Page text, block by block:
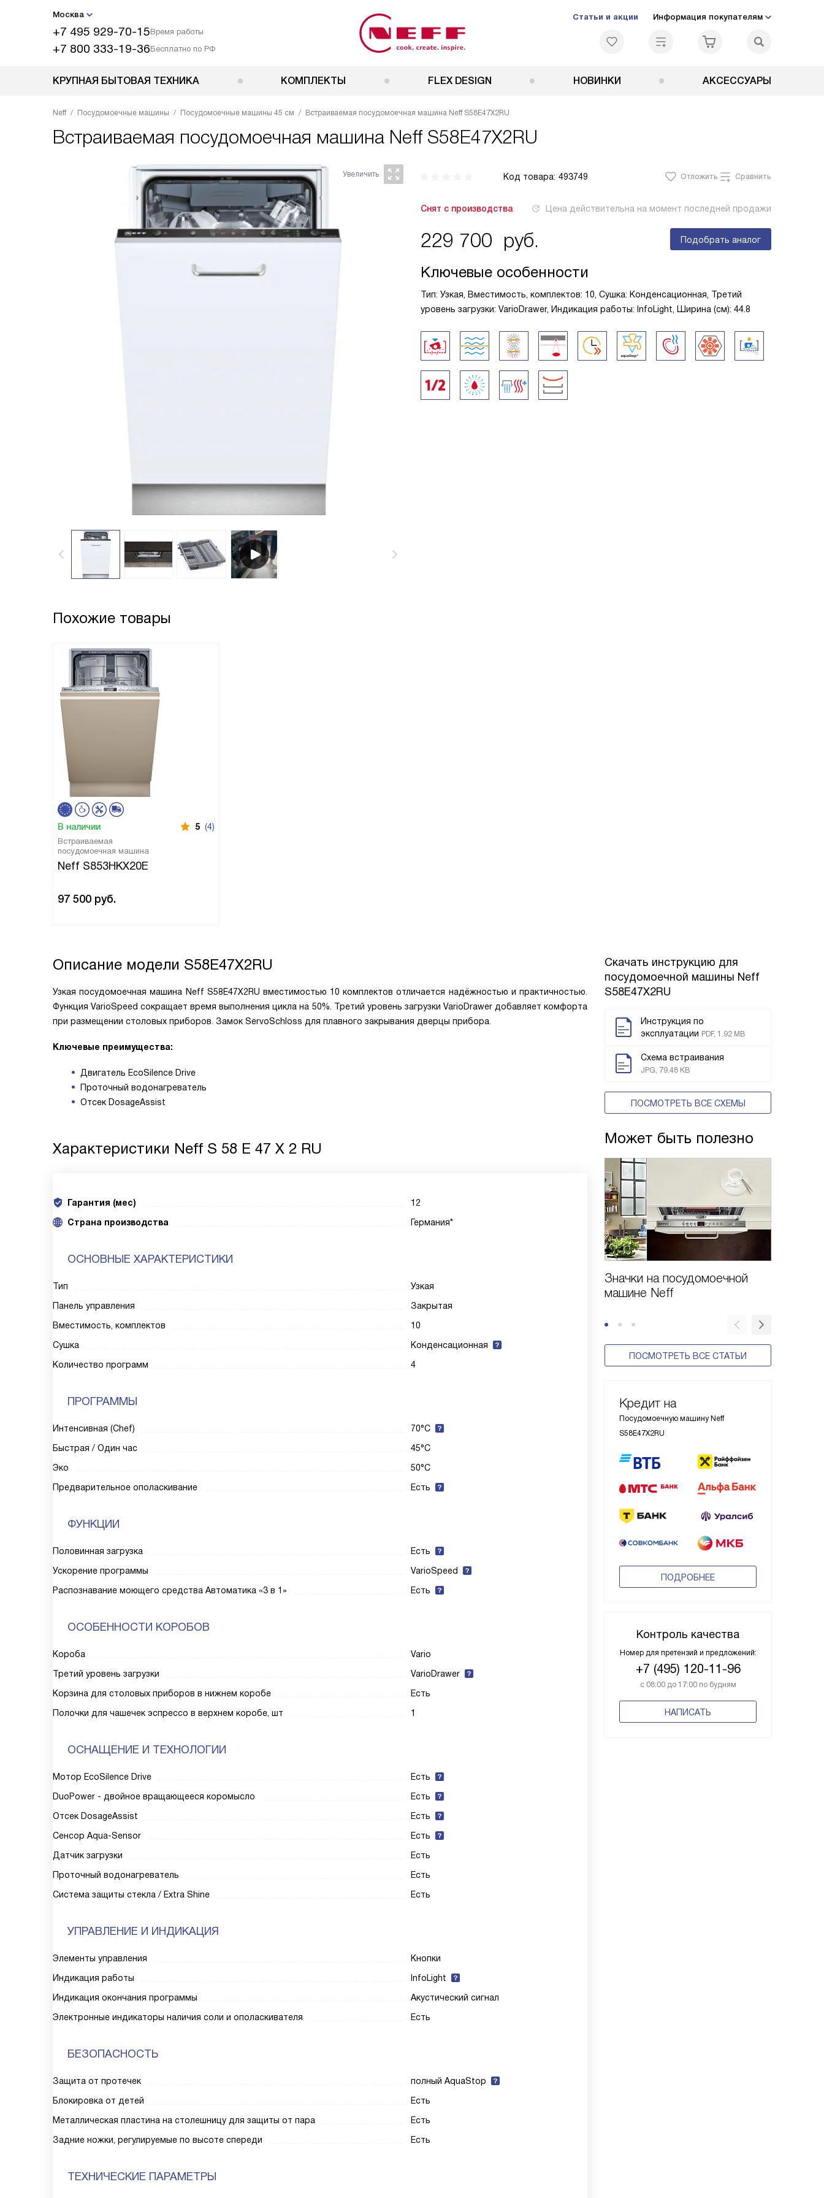
Москва
+7 495 929-70-15Время работы
+7 800 333-19-36Бесплатно по РФ
Статьи и акции Информация покупателям
КРУПНАЯ БЫТОВАЯ ТЕХНИКА КОМПЛЕКТЫ FLEX DESIGN НОВИНКИ АКСЕССУАРЫ
Neff Посудомоечные машины Посудомоечные машины 45 см Встраиваемая посудомоечная машина Neff S58E47X2RU
Встраиваемая посудомоечная машина Neff S58E47X2RU
Код товара: 493749 Отложить Сравнить
Снят с производства Цена действительна на момент последней продажи
229 700 руб. Подобрать аналог
Ключевые особенности
Тип: Узкая, Вместимость, комплектов: 10, Сушка: Конденсационная, Третий
уровень загрузки: VarioDrawer, Индикация работы: InfoLight, Ширина (см): 44.8
Похожие товары
В наличии 5 (4)
Встраиваемая
посудомоечная машина
Neff S853HKX20E
97 500 руб.
Скачать инструкцию для
посудомоечной машины Neff
S58E47X2RU
Инструкция по
эксплуатации PDF, 1.92 MB
Схема встраивания
JPG, 79.48 KB
ПОСМОТРЕТЬ ВСЕ СХЕМЫ
Может быть полезно
Значки на посудомоечной
машине Neff
ПОСМОТРЕТЬ ВСЕ СТАТЬИ
Кредит на
Посудомоечную машину Neff
S58E47X2RU
ПОДРОБНЕЕ
Контроль качества
Номер для претензий и предложений:
+7 (495) 120-11-96
с 08:00 до 17:00 по будням
НАПИСАТЬ
Описание модели S58E47X2RU
Узкая посудомоечная машина Neff S58E47X2RU вместимостью 10 комплектов отличается надёжностью и практичностью.
Функция VarioSpeed сокращает время выполнения цикла на 50%. Третий уровень загрузки VarioDrawer добавляет комфорта
при размещении столовых приборов. Замок ServoSchloss для плавного закрывания дверцы прибора.
Ключевые преимущества:
Двигатель EcoSilence Drive
Проточный водонагреватель
Отсек DosageAssist
Характеристики Neff S 58 E 47 X 2 RU
Гарантия (мес)
12
Страна производства
Германия*
ОСНОВНЫЕ ХАРАКТЕРИСТИКИ
Тип
Узкая
Панель управления
Закрытая
Вместимость, комплектов
10
Сушка
Конденсационная
Количество программ
4
ПРОГРАММЫ
Интенсивная (Chef)
70°С
Быстрая / Один час
45°С
Эко
50°С
Предварительное ополаскивание
Есть
ФУНКЦИИ
Половинная загрузка
Есть
Ускорение программы
VarioSpeed
Распознавание моющего средства Автоматика «3 в 1»
Есть
ОСОБЕННОСТИ КОРОБОВ
Короба
Vario
Третий уровень загрузки
VarioDrawer
Корзина для столовых приборов в нижнем коробе
Есть
Полочки для чашечек эспрессо в верхнем коробе, шт
1
ОСНАЩЕНИЕ И ТЕХНОЛОГИИ
Мотор EcoSilence Drive
Есть
DuoPower - двойное вращающееся коромысло
Есть
Отсек DosageAssist
Есть
Сенсор Aqua-Sensor
Есть
Датчик загрузки
Есть
Проточный водонагреватель
Есть
Система защиты стекла / Extra Shine
Есть
УПРАВЛЕНИЕ И ИНДИКАЦИЯ
Элементы управления
Кнопки
Индикация работы
InfoLight
Индикация окончания программы
Акустический сигнал
Электронные индикаторы наличия соли и ополаскивателя
Есть
БЕЗОПАСНОСТЬ
Защита от протечек
полный AquaStop
Блокировка от детей
Есть
Металлическая пластина на столешницу для защиты от пара
Есть
Задние ножки, регулируемые по высоте спереди
Есть
ТЕХНИЧЕСКИЕ ПАРАМЕТРЫ